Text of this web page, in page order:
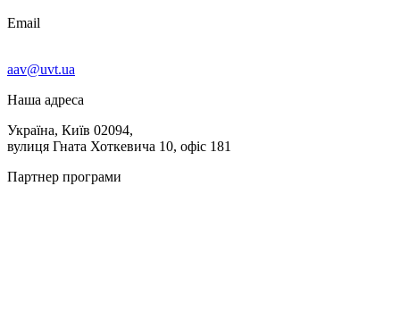
Email
aav@uvt.ua
Наша адреса
Україна, Київ 02094,
вулиця Гната Хоткевича 10, офіс 181
Партнер програми